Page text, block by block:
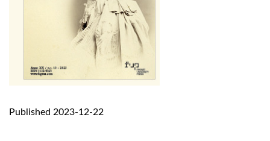
Published 2023-12-22